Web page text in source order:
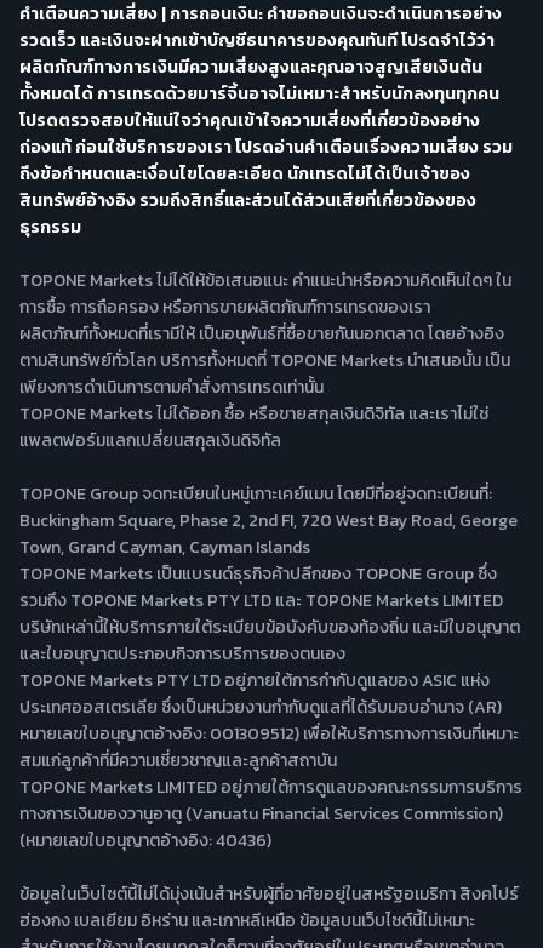
คำเตือนความเสี่ยง | การถอนเงิน: คำขอถอนเงินจะดำเนินการอย่าง
รวดเร็ว และเงินจะฝากเข้าบัญชีธนาคารของคุณทันที โปรดจำไว้ว่า
ผลิตภัณฑ์ทางการเงินมีความเสี่ยงสูงและคุณอาจสูญเสียเงินต้น
ทั้งหมดได้ การเทรดด้วยมาร์จิ้นอาจไม่เหมาะสำหรับนักลงทุนทุกคน
โปรดตรวจสอบให้แน่ใจว่าคุณเข้าใจความเสี่ยงที่เกี่ยวข้องอย่าง
ถ่องแท้ ก่อนใช้บริการของเรา โปรดอ่านคำเตือนเรื่องความเสี่ยง รวม
ถึงข้อกำหนดและเงื่อนไขโดยละเอียด นักเทรดไม่ได้เป็นเจ้าของ
สินทรัพย์อ้างอิง รวมถึงสิทธิ์และส่วนได้ส่วนเสียที่เกี่ยวข้องของ
ธุรกรรม
TOPONE Markets ไม่ได้ให้ข้อเสนอแนะ คำแนะนำหรือความคิดเห็นใดๆ ใน
การซื้อ การถือครอง หรือการขายผลิตภัณฑ์การเทรดของเรา
ผลิตภัณฑ์ทั้งหมดที่เรามีให้ เป็นอนุพันธ์ที่ซื้อขายกันนอกตลาด โดยอ้างอิง
ตามสินทรัพย์ทั่วโลก บริการทั้งหมดที่ TOPONE Markets นำเสนอนั้น เป็น
เพียงการดำเนินการตามคำสั่งการเทรดเท่านั้น
TOPONE Markets ไม่ได้ออก ซื้อ หรือขายสกุลเงินดิจิทัล และเราไม่ใช่
แพลตฟอร์มแลกเปลี่ยนสกุลเงินดิจิทัล
TOPONE Group จดทะเบียนในหมู่เกาะเคย์แมน โดยมีที่อยู่จดทะเบียนที่:
Buckingham Square, Phase 2, 2nd FI, 720 West Bay Road, George
Town, Grand Cayman, Cayman Islands
TOPONE Markets เป็นแบรนด์ธุรกิจค้าปลีกของ TOPONE Group ซึ่ง
รวมถึง TOPONE Markets PTY LTD และ TOPONE Markets LIMITED
บริษัทเหล่านี้ให้บริการภายใต้ระเบียบข้อบังคับของท้องถิ่น และมีใบอนุญาต
และใบอนุญาตประกอบกิจการบริการของตนเอง
TOPONE Markets PTY LTD อยู่ภายใต้การกำกับดูแลของ ASIC แห่ง
ประเทศออสเตรเลีย ซึ่งเป็นหน่วยงานกำกับดูแลที่ได้รับมอบอำนาจ (AR)
หมายเลขใบอนุญาตอ้างอิง: 001309512) เพื่อให้บริการทางการเงินที่เหมาะ
สมแก่ลูกค้าที่มีความเชี่ยวชาญและลูกค้าสถาบัน
TOPONE Markets LIMITED อยู่ภายใต้การดูแลของคณะกรรมการบริการ
ทางการเงินของวานูอาตู (Vanuatu Financial Services Commission)
(หมายเลขใบอนุญาตอ้างอิง: 40436)
ข้อมูลในเว็บไซต์นี้ไม่ได้มุ่งเน้นสำหรับผู้ที่อาศัยอยู่ในสหรัฐอเมริกา สิงคโปร์
ฮ่องกง เบลเยียม อิหร่าน และเกาหลีเหนือ ข้อมูลบนเว็บไซต์นี้ไม่เหมาะ